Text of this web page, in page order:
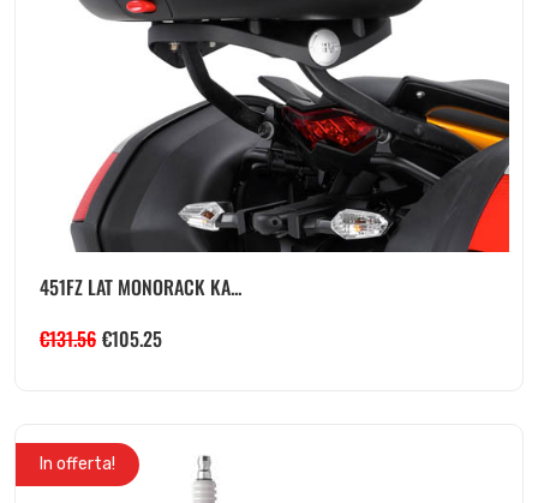
451FZ LAT MONORACK KA...
€131.56 €105.25
In offerta!